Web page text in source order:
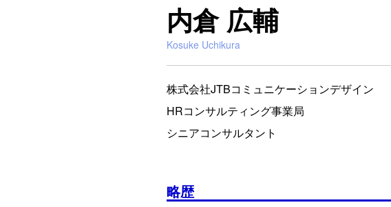
内倉 広輔
Kosuke Uchikura
株式会社JTBコミュニケーションデザイン
HRコンサルティング事業局
シニアコンサルタント
略歴